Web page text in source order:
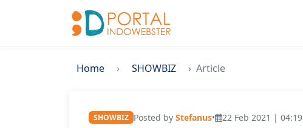
Home SHOWBIZ Article
SHOWBIZ Posted by Stefanus• 22 Feb 2021 | 04:19